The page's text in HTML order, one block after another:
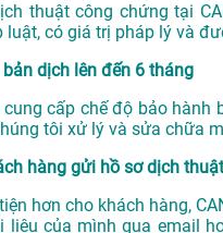
thuật công chứng tại
luật, có giá trị pháp lý và
bản dịch lên đến 6 tháng
cung cấp chế độ bảo hành
tôi xử lý và sửa chữa
hàng gửi hồ sơ dịch
hơn cho khách hàng,
liệu của mình qua email